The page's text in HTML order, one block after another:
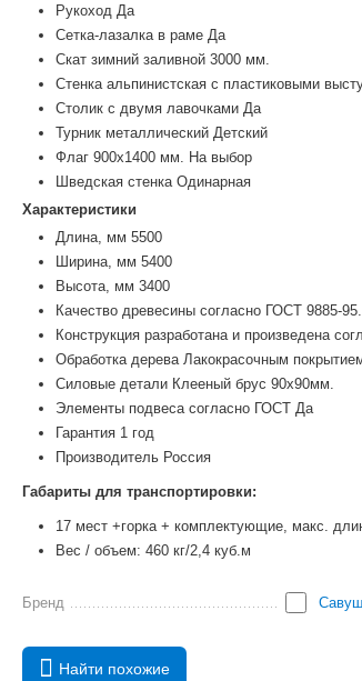
Рукоход Да
Сетка-лазалка в раме Да
Скат зимний заливной 3000 мм.
Стенка альпинистская с пластиковыми
Столик с двумя лавочками Да
Турник металлический Детский
Флаг 900х1400 мм. На выбор
Шведская стенка Одинарная
Характеристики
Длина, мм 5500
Ширина, мм 5400
Высота, мм 3400
Качество древесины согласно ГОСТ 9885-
Конструкция разработана и произведена
Обработка дерева Лакокрасочным
Силовые детали Клееный брус 90х90мм.
Элементы подвеса согласно ГОСТ Да
Гарантия 1 год
Производитель Россия
Габариты для транспортировки:
17 мест +горка + комплектующие, макс.
Вес / объем: 460 кг/2,4 куб.м
Бренд
Найти похожие